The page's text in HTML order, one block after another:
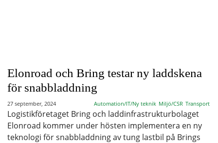
Elonroad och Bring testar ny laddskena
för snabbladdning
27 september, 2024 Automation/IT/Ny teknik Miljö/CSR Transport
Logistikföretaget Bring och laddinfrastrukturbolaget
Elonroad kommer under hösten implementera en ny
teknologi för snabbladdning av tung lastbil på Brings